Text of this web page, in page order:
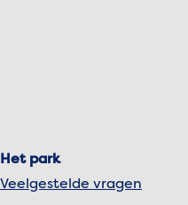
Het park
Veelgestelde vragen